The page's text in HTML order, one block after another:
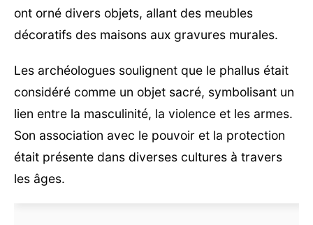
ont orné divers objets, allant des meubles
décoratifs des maisons aux gravures murales.
Les archéologues soulignent que le phallus était
considéré comme un objet sacré, symbolisant un
lien entre la masculinité, la violence et les armes.
Son association avec le pouvoir et la protection
était présente dans diverses cultures à travers
les âges.